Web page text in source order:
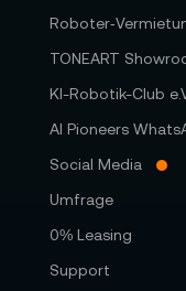
TONEART
KI-Robotik-Club
AI Pioneers
Social Media
Umfrage
0% Leasing
Support